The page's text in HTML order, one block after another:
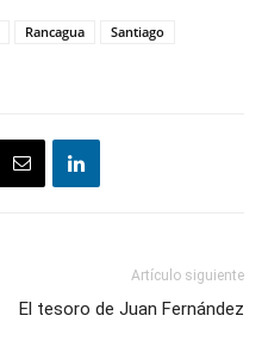
Rancagua
Santiago
Artículo siguiente
El tesoro de Juan Fernández